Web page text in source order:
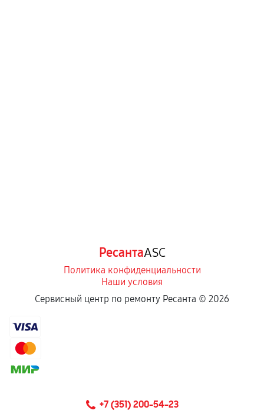
РесантаASC
Политика конфиденциальности
Наши условия
Сервисный центр по ремонту Ресанта © 2026
+7 (351) 200-54-23